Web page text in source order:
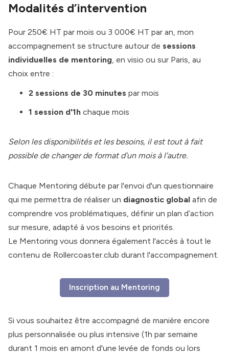
Modalités d’intervention
Pour 250€ HT par mois ou 3 000€ HT par an, mon
accompagnement se structure autour de sessions
individuelles de mentoring, en visio ou sur Paris, au
choix entre :
2 sessions de 30 minutes par mois
1 session d'1h chaque mois
Selon les disponibilités et les besoins, il est tout à fait
possible de changer de format d'un mois à l'autre.
Chaque Mentoring débute par l'envoi d'un questionnaire
qui me permettra de réaliser un diagnostic global afin de
comprendre vos problématiques, définir un plan d’action
sur mesure, adapté à vos besoins et priorités.
Le Mentoring vous donnera également l'accès à tout le
contenu de Rollercoaster.club durant l'accompagnement.
Inscription au Mentoring
Si vous souhaitez être accompagné de manière encore
plus personnalisée ou plus intensive (1h par semaine
durant 1 mois en amont d'une levée de fonds ou lors